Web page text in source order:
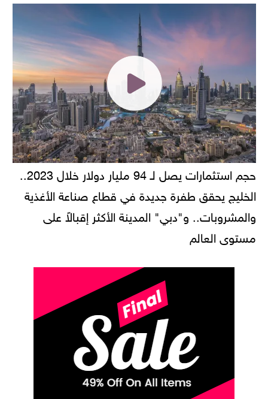
حجم استثمارات يصل لـ 94 مليار دولار خلال 2023..
الخليج يحقق طفرة جديدة في قطاع صناعة الأغذية
والمشروبات.. و"دبي" المدينة الأكثر إقبالاً على
مستوى العالم